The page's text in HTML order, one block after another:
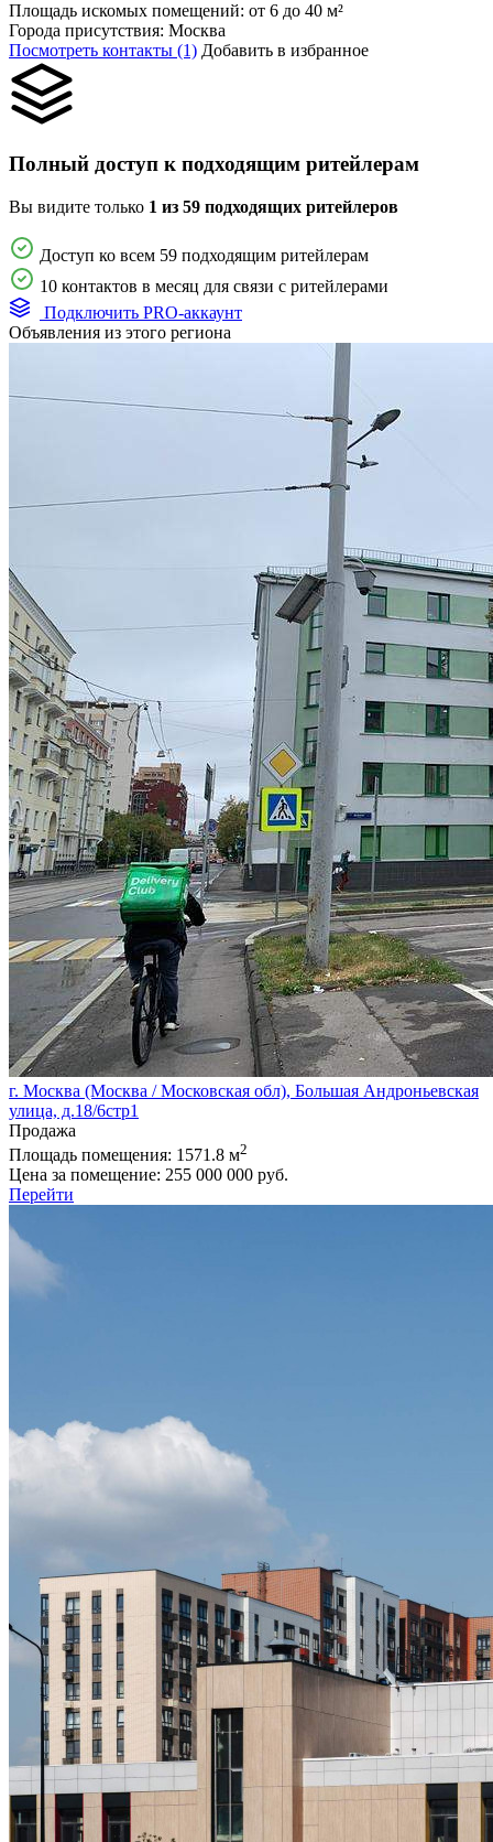
Площадь искомых помещений: от 6 до 40 м²
Города присутствия: Москва
Посмотреть контакты (1) Добавить в избранное
Полный доступ к подходящим ритейлерам
Вы видите только 1 из 59 подходящих ритейлеров
Доступ ко всем 59 подходящим ритейлерам
10 контактов в месяц для связи с ритейлерами
Подключить PRO-аккаунт
Объявления из этого региона
г. Москва (Москва / Московская обл), Большая Андроньевская
улица, д.18/6стр1
Продажа
Площадь помещения: 1571.8 м2
Цена за помещение: 255 000 000 руб.
Перейти